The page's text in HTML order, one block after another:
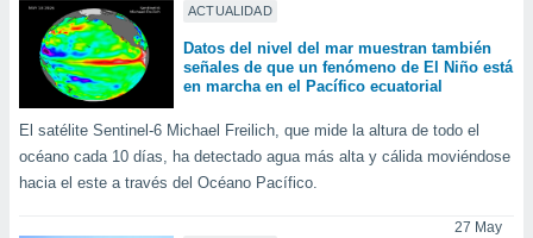
ACTUALIDAD
Datos del nivel del mar muestran también
señales de que un fenómeno de El Niño está
en marcha en el Pacífico ecuatorial
El satélite Sentinel-6 Michael Freilich, que mide la altura de todo el
océano cada 10 días, ha detectado agua más alta y cálida moviéndose
hacia el este a través del Océano Pacífico.
27 May